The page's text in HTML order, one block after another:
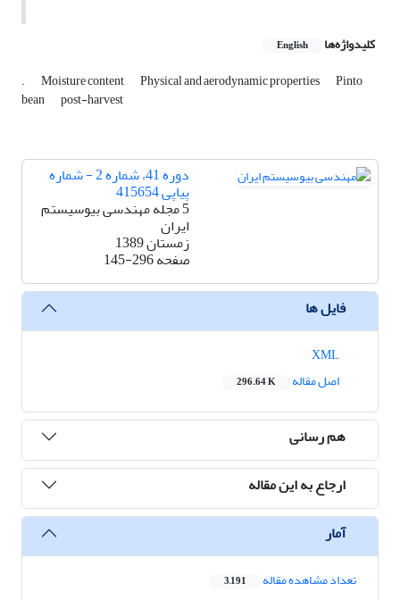
کلیدواژه‌ها English
. Moisture content Physical and aerodynamic properties Pinto
bean post-harvest
دوره 41، شماره 2 - شماره
پیاپی 415654
5 مجله مهندسی بیوسیستم
ایران
زمستان 1389
صفحه145-296
فایل ها
اصل مقاله
296.64 K
هم رسانی
ارجاع به این مقاله
آمار
تعداد مشاهده مقاله 3,191